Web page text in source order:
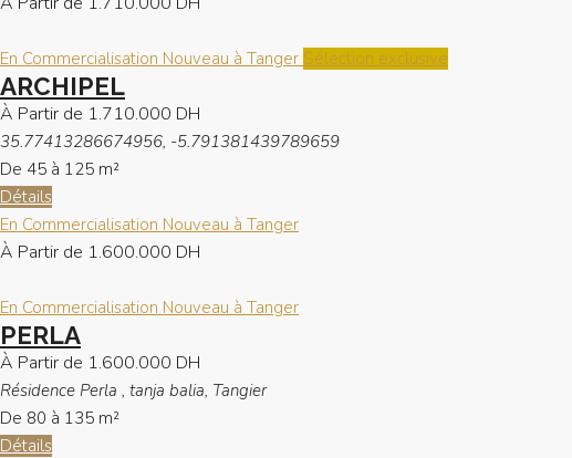
En Commercialisation Nouveau à Tanger Sélection exclusive
ARCHIPEL
À Partir de 1.710.000 DH
35.77413286674956, -5.791381439789659
De 45 à 125 m²
Détails
En Commercialisation Nouveau à Tanger
À Partir de 1.600.000 DH
En Commercialisation Nouveau à Tanger
PERLA
À Partir de 1.600.000 DH
Résidence Perla , tanja balia, Tangier
De 80 à 135 m²
Détails